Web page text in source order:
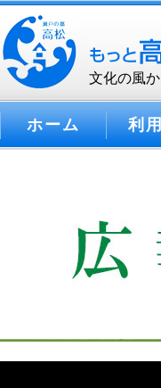
文化の風
ホーム 利